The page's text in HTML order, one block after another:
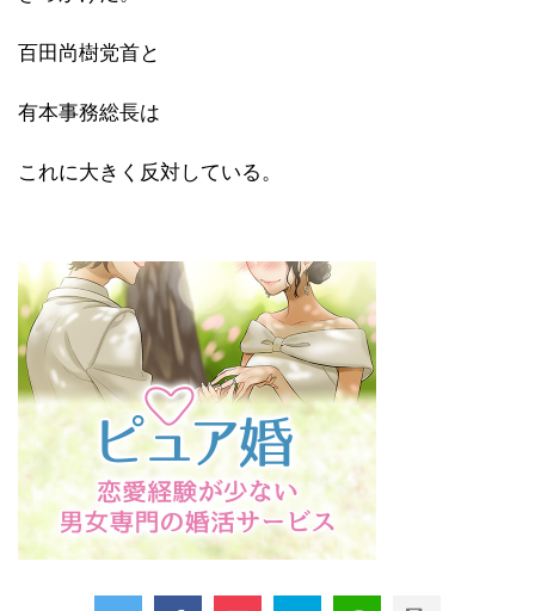
百田尚樹党首と
有本事務総長は
これに大きく反対している。